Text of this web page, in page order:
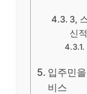
3,
신
입주민
비스